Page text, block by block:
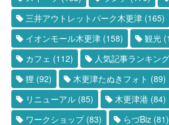
三井アウトレットパーク木更津 (165)
イオンモール木更津 (158) 観光
カフェ (112) 人気記事ランキング
狸 (92) 木更津たぬきフォト (89)
リニューアル (85) 木更津港 (84)
ワークショップ(83) らづBiz (81)